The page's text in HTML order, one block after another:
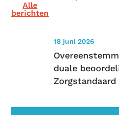
Alle
berichten
18 juni 2026
duale